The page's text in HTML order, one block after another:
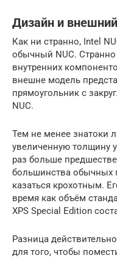
Дизайн и
Как ни странно, Intel
обычный NUC. Странно
внутренних
внешне модель
прямоугольник с
NUC.
Тем не менее знатоки
увеличенную толщину
раз больше
большинства обычных
казаться крохотным.
время как объём
XPS Special Edition
Разница
для того, чтобы